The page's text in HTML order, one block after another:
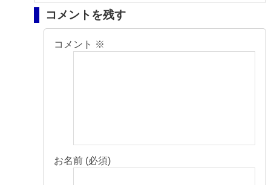
コメントを残す
コメント ※
お名前 (必須)